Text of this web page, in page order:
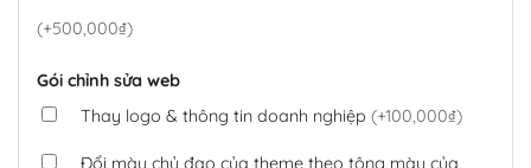
(+500,000₫)
Gói chỉnh sửa web
Thay logo & thông tin doanh nghiệp (+100,000₫)
Đổi màu chủ đạo của theme theo tông màu của